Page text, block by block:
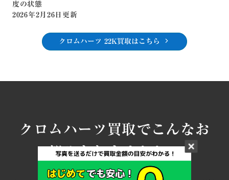
度の状態
2026年2月26日更新
クロムハーツ 22K買取はこちら
クロムハーツ買取でこんなお
悩みありませんか？